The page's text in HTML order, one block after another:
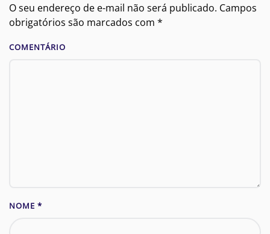
O seu endereço de e-mail não será publicado. Campos
obrigatórios são marcados com *
COMENTÁRIO
NOME *